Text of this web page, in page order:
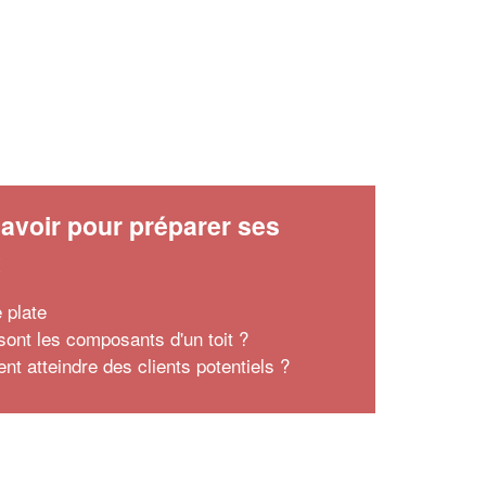
pour préparer ses
plate
les composants d'un toit ?
atteindre des clients potentiels ?